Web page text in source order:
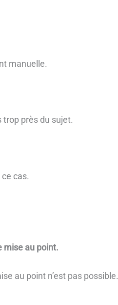
manuelle.
près du sujet.
cas.
mise au point.
au point n’est pas possible.